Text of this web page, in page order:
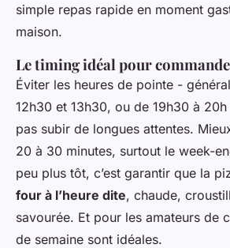
simple repas rapide en moment
maison.
Le timing idéal pour
Éviter les heures de pointe -
12h30 et 13h30, ou de 19h30 à
pas subir de longues attentes.
20 à 30 minutes, surtout le week-
peu plus tôt, c’est garantir que la
four à l’heure dite, chaude,
savourée. Et pour les amateurs de
de semaine sont idéales.